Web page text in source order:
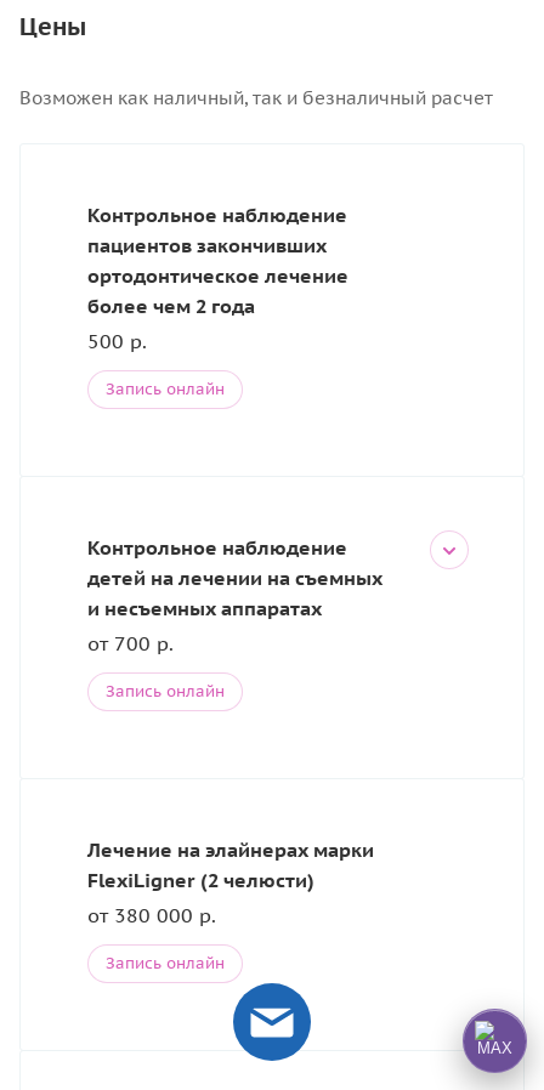
Цены
Возможен как наличный, так и безналичный расчет
Контрольное наблюдение
пациентов закончивших
ортодонтическое лечение
более чем 2 года
500 р.
Запись онлайн
Контрольное наблюдение
детей на лечении на съемных
и несъемных аппаратах
от 700 р.
Запись онлайн
Лечение на элайнерах марки
FlexiLigner (2 челюсти)
от 380 000 р.
Запись онлайн